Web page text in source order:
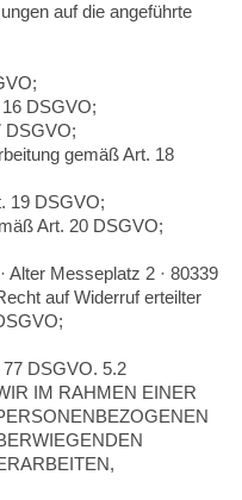
auf die angeführte
DSGVO;
DSGVO;
gemäß Art. 18
19 DSGVO;
Art. 20 DSGVO;
Alter Messeplatz 2 · 80339
auf Widerruf erteilter
DSGVO. 5.2
IM RAHMEN EINER